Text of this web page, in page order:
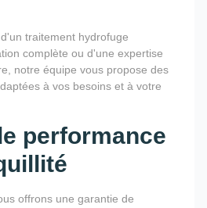
traitement hydrofuge
complète ou d'une expertise
notre équipe vous propose des
à vos besoins et à votre
performance
offrons une garantie de